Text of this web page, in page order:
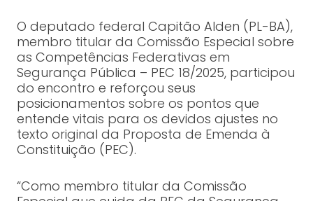
O deputado federal Capitão Alden (PL-BA),
membro titular da Comissão Especial sobre
as Competências Federativas em
Segurança Pública – PEC 18/2025, participou
do encontro e reforçou seus
posicionamentos sobre os pontos que
entende vitais para os devidos ajustes no
texto original da Proposta de Emenda à
Constituição (PEC).
“Como membro titular da Comissão